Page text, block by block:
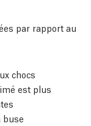
par rapport au
chocs
est plus
buse